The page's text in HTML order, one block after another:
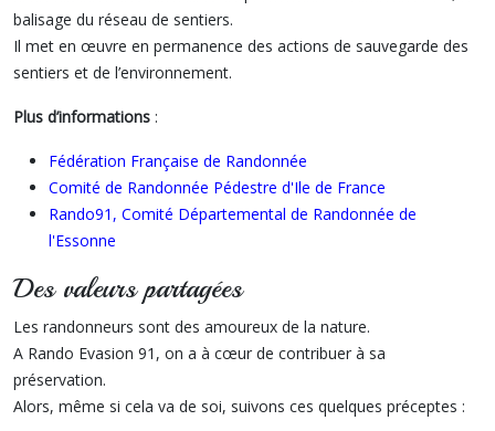
balisage du réseau de sentiers.
Il met en œuvre en permanence des actions de sauvegarde des
sentiers et de l’environnement.
Plus d’informations :
Fédération Française de Randonnée
Comité de Randonnée Pédestre d'Ile de France
Rando91, Comité Départemental de Randonnée de
l'Essonne
Des valeurs partagées
Les randonneurs sont des amoureux de la nature.
A Rando Evasion 91, on a à cœur de contribuer à sa
préservation.
Alors, même si cela va de soi, suivons ces quelques préceptes :